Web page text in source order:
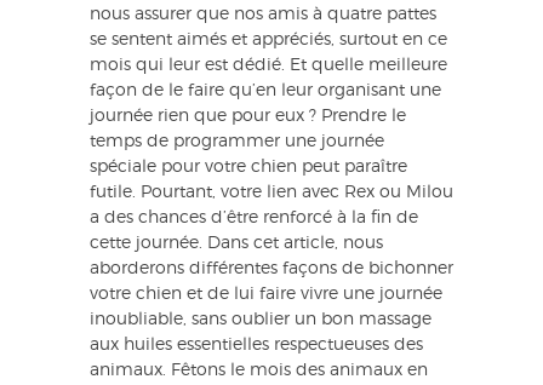
nous assurer que nos amis à quatre pattes
se sentent aimés et appréciés, surtout en ce
mois qui leur est dédié. Et quelle meilleure
façon de le faire qu’en leur organisant une
journée rien que pour eux ? Prendre le
temps de programmer une journée
spéciale pour votre chien peut paraître
futile. Pourtant, votre lien avec Rex ou Milou
a des chances d’être renforcé à la fin de
cette journée. Dans cet article, nous
aborderons différentes façons de bichonner
votre chien et de lui faire vivre une journée
inoubliable, sans oublier un bon massage
aux huiles essentielles respectueuses des
animaux. Fêtons le mois des animaux en